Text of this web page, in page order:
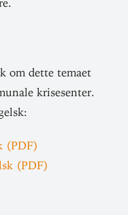
om dette temaet
krise­senter.
(PDF)
(PDF)